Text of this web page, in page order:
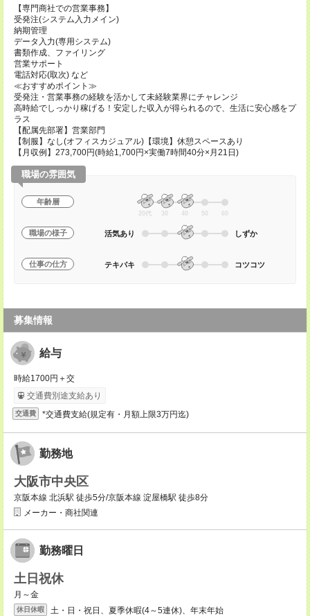
【専門商社での営業事務】
受発注(システム入力メイン)
納期管理
データ入力(専用システム)
書類作成、ファイリング
営業サポート
電話対応(取次) など
≪おすすめポイント≫
受発注・営業事務の経験を活かして未経験業界にチャレンジ
高時給でしっかり稼げる！安定した収入が得られるので、生活に安心感をプ
ラス
【配属先部署】営業部門
【制服】なし(オフィスカジュアル)【環境】休憩スペースあり
【月収例】273,700円(時給1,700円×実働7時間40分×月21日)
職場の雰囲気
年齢層
20代 30 40 50 60
職場の様子 活気あり しずか
仕事の仕方 テキパキ コツコツ
募集情報
給与
時給1700円＋交
交通費別途支給あり
交通費 *交通費支給(規定有・月額上限3万円迄)
勤務地
大阪市中央区
京阪本線 北浜駅 徒歩5分/京阪本線 淀屋橋駅 徒歩8分
メーカー・商社関連
勤務曜日
土日祝休
月～金
休日休暇 土・日・祝日、夏季休暇(4～5連休)、年末年始